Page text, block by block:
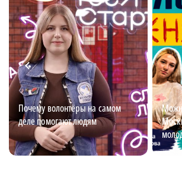
Почему волонтёры на самом
деле помогают людям